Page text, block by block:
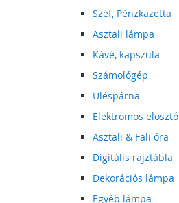
Széf, Pénzkazetta
Asztali lámpa
Kávé, kapszula
Számológép
Üléspárna
Elektromos elosztó
Asztali & Fali óra
Digitális rajztábla
Dekorációs lámpa
Egyéb lámpa